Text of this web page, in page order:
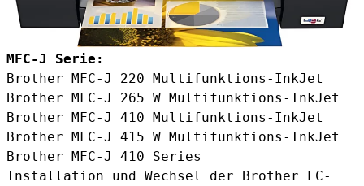
MFC-J Serie:
Brother MFC-J 220 Multifunktions-InkJet
Brother MFC-J 265 W Multifunktions-InkJet
Brother MFC-J 410 Multifunktions-InkJet
Brother MFC-J 415 W Multifunktions-InkJet
Brother MFC-J 410 Series
Installation und Wechsel der Brother LC-